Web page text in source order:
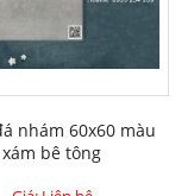
nhám 60x60 màu
xám bê tông